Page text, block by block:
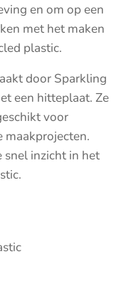
en om op een
met het maken
plastic.
door Sparkling
een hitteplaat. Ze
voor
maakprojecten.
snel inzicht in het